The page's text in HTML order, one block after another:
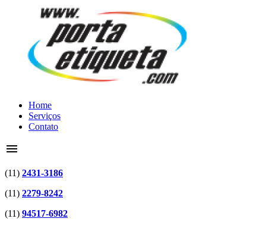
Home
Serviços
Contato
menu
(11) 2431-3186
(11) 2279-8242
(11) 94517-6982